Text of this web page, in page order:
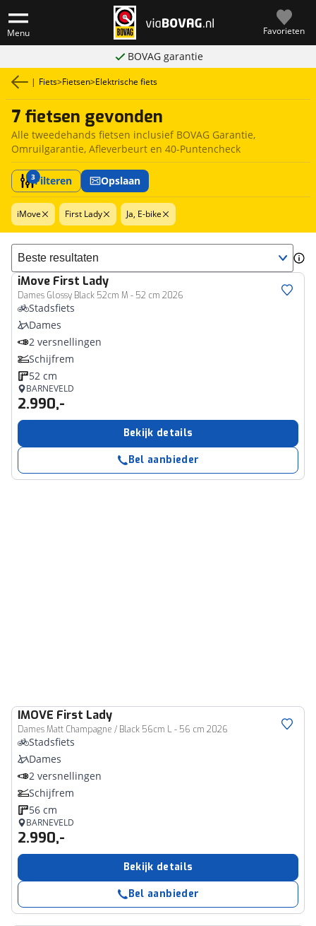
Menu Favorieten
BOVAG garantie
| Fiets>Fietsen>Elektrische fiets
7 fietsen gevonden
Alle tweedehands fietsen inclusief BOVAG Garantie,
Omruilgarantie, Afleverbeurt en 40-Puntencheck
3Filteren Opslaan
iMove First Lady Ja, E-bike
Sorteer resultaten
iMove First Lady
Dames Glossy Black 52cm M - 52 cm 2026
Stadsfiets
Dames
2 versnellingen
Schijfrem
52 cm
BARNEVELD
2.990,-
Bekijk details
Bel aanbieder
IMOVE First Lady
Dames Matt Champagne / Black 56cm L - 56 cm 2026
Stadsfiets
Dames
2 versnellingen
Schijfrem
56 cm
BARNEVELD
2.990,-
Bekijk details
Bel aanbieder